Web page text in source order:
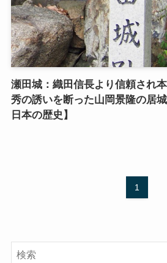
瀬田城：織田信長より信頼され
秀の誘いを断った山岡景隆の居
日本の歴史】
1